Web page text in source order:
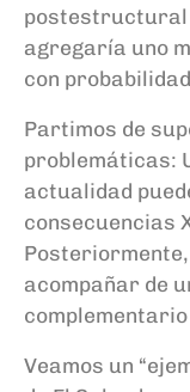
postestructural
agregaría uno
con pro
Partimos de
problemáticas:
actualidad p
consecuencias
acompañar de
Veamos un “